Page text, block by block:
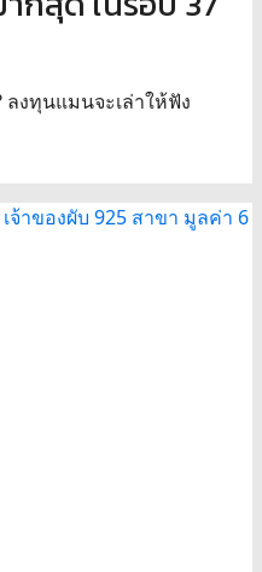
ลงทุนแมนจะเล่าให้ฟัง